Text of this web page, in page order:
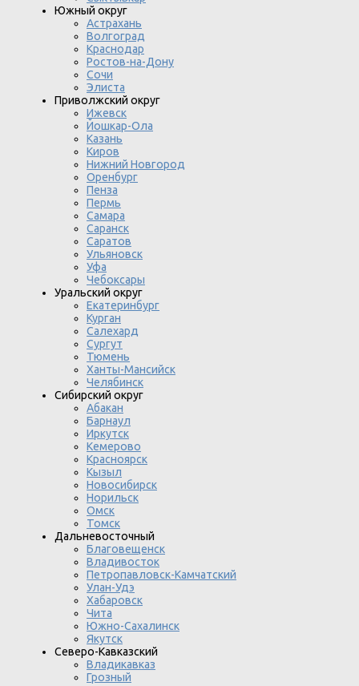
Южный округ
Астрахань
Волгоград
Краснодар
Ростов-на-Дону
Сочи
Элиста
Приволжский округ
Ижевск
Йошкар-Ола
Казань
Киров
Нижний Новгород
Оренбург
Пенза
Пермь
Самара
Саранск
Саратов
Ульяновск
Уфа
Чебоксары
Уральский округ
Екатеринбург
Курган
Салехард
Сургут
Тюмень
Ханты-Мансийск
Челябинск
Сибирский округ
Абакан
Барнаул
Иркутск
Кемерово
Красноярск
Кызыл
Новосибирск
Норильск
Омск
Томск
Дальневосточный
Благовещенск
Владивосток
Петропавловск-Камчатский
Улан-Удэ
Хабаровск
Чита
Южно-Сахалинск
Якутск
Северо-Кавказский
Владикавказ
Грозный